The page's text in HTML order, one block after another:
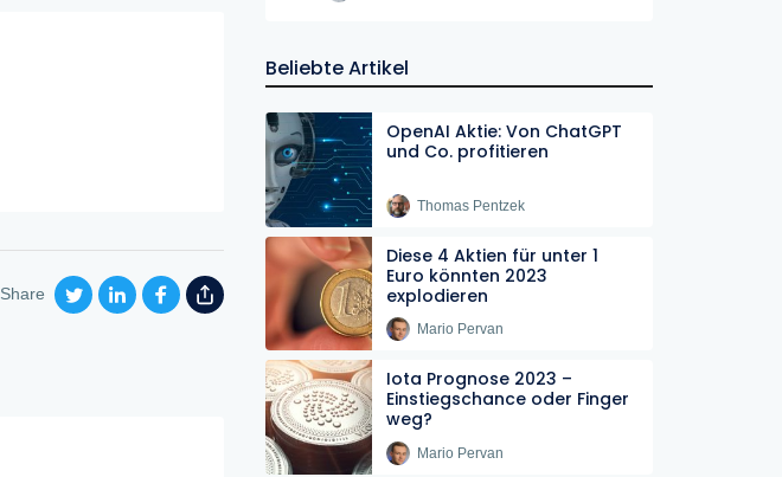
Share
Beliebte Artikel
OpenAI Aktie: Von ChatGPT
und Co. profitieren
Thomas Pentzek
Diese 4 Aktien für unter 1
Euro könnten 2023
explodieren
Mario Pervan
Iota Prognose 2023 –
Einstiegschance oder Finger
weg?
Mario Pervan